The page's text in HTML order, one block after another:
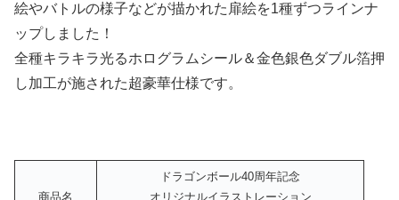
絵やバトルの様子などが描かれた扉絵を1種ずつラインナ
ップしました！
全種キラキラ光るホログラムシール＆金色銀色ダブル箔押
し加工が施された超豪華仕様です。
商品名
ドラゴンボール40周年記念
オリジナルイラストレーション